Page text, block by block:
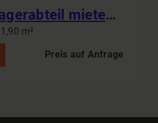
Köpenick Lagerabteil mieten sofort Zugang 24/7 online buchbar 1 m² - 13 m² Sondergrößen auf Anfrage
m²
Preis auf Anfrage